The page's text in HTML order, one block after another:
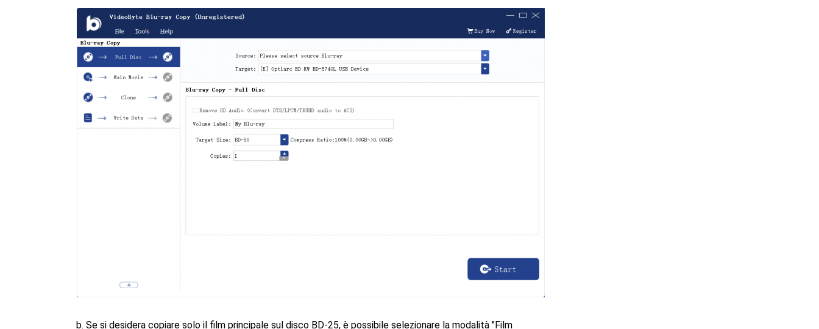
b. Se si desidera copiare solo il film principale sul disco BD-25, è possibile selezionare la modalità "Film